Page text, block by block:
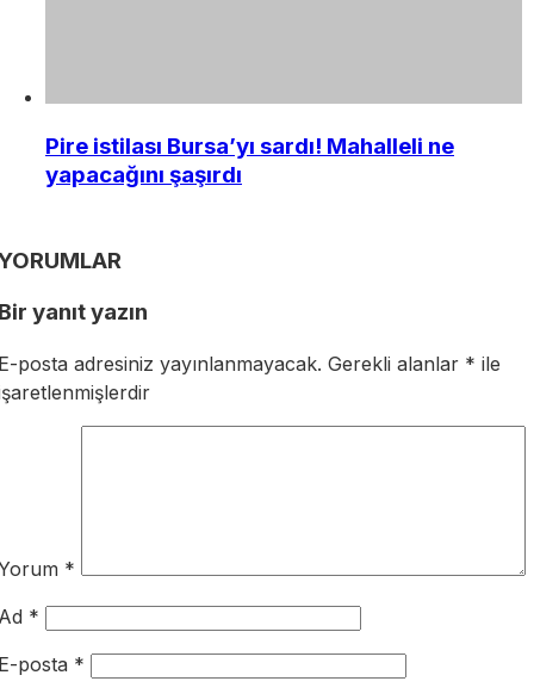
Pire istilası Bursa’yı sardı! Mahalleli ne
yapacağını şaşırdı
yanıt yazın
posta adresiniz yayınlanmayacak. Gerekli alanlar * ile
*
*
posta *